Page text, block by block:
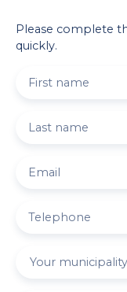
Please complete
quickly.
First name
Last name
Email
Telephone
Your municipality